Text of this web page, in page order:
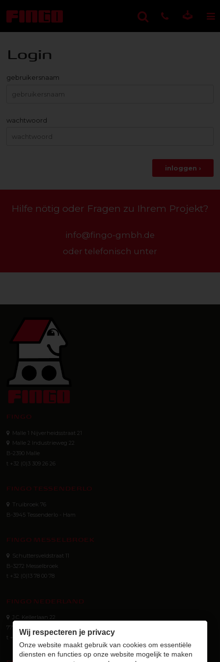
Login
gebruikersnaam
wachtwoord
inloggen ›
Hilfe nötig oder Fragen zu Ihrem Projekt?
info@fingo-gmbh.de
oder telefonisch unter
FINGO
Malle 1 Nijverheidsstraat 21
Malle 2 Industrieweg 22
B-2390 Malle
t +32 (0)3 309 26 26
FINGO TESSENDERLO
Truibroek 76
B-3945 Tessenderlo - Ham
FINGO MESSELBROEK
Schuttersveldstraat 11
B-3272 Messelbroek
t +32 (0)13 78 00 78
FINGO NEDERLAND
J.C. Kellerlaan 22
7772 SG Hardenberg (NL)
t +31 (0) 523 745 621
Wij respecteren je privacy
Onze website maakt gebruik van cookies om essentiële
diensten en functies op onze website mogelijk te maken